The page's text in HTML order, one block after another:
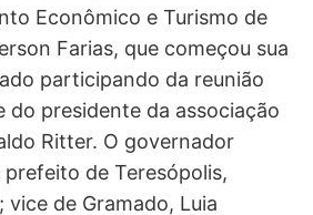
Econômico e Turismo de
Farias, que começou sua
participando da reunião
do presidente da associação
Ritter. O governador
de Teresópolis,
vice de Gramado, Luia